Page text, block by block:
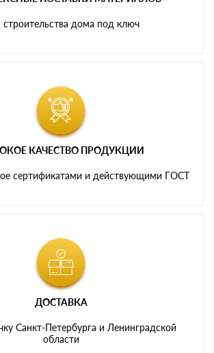
строительства дома под ключ
КАЧЕСТВО ПРОДУКЦИИ
сертификатами и действующими ГОСТ
ДОСТАВКА
Санкт-Петербурга и Ленинградской
области